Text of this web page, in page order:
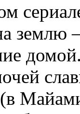
землю